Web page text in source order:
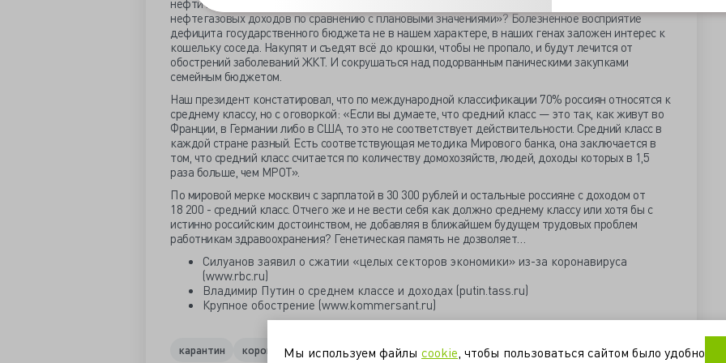
нефти при текущих ценах практически на 3 трлн руб. снижает нам объёмы поступлений
нефтегазовых доходов по сравнению с плановыми значениями»? Болезненное восприятие
дефицита государственного бюджета не в нашем характере, в наших генах заложен интерес к
кошельку соседа. Накупят и съедят всё до крошки, чтобы не пропало, и будут лечится от
обострений заболеваний ЖКТ. И сокрушаться над подорванным паническими закупками
семейным бюджетом.
Наш президент констатировал, что по международной классификации 70% россиян относятся к
среднему классу, но с оговоркой: «Если вы думаете, что средний класс — это так, как живут во
Франции, в Германии либо в США, то это не соответствует действительности. Средний класс в
каждой стране разный. Есть соответствующая методика Мирового банка, она заключается в
том, что средний класс считается по количеству домохозяйств, людей, доходы которых в 1,5
раза больше, чем МРОТ».
По мировой мерке москвич с зарплатой в 30 300 рублей и остальные россияне с доходом от
18 200 - средний класс. Отчего же и не вести себя как должно среднему классу или хотя бы с
истинно российским достоинством, не добавляя в ближайшем будущем трудовых проблем
работникам здравоохранения? Генетическая память не дозволяет…
Силуанов заявил о сжатии «целых секторов экономики» из-за коронавируса
(www.rbc.ru)
Владимир Путин о среднем классе и доходах (putin.tass.ru)
Крупное обострение (www.kommersant.ru)
карантин коронавирус кризис питание эпидемия
Мы используем файлы cookie , чтобы пользоваться сайтом было удобно